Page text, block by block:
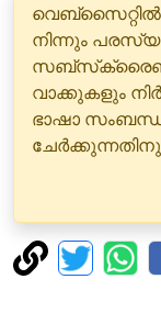
നിന്നും
സബ്‌സ്‌ക്രൈബ്
വാക്കുകളും
ഭാഷാ